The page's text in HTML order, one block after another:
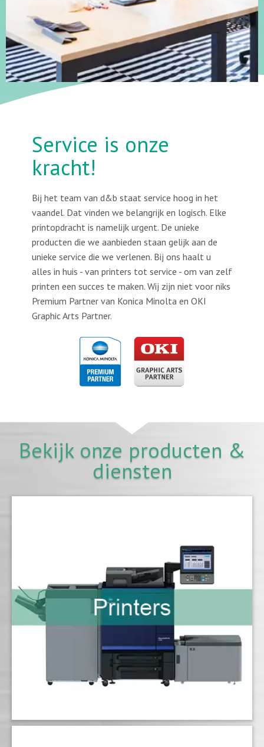
Service is onze
kracht!
Bij het team van d&b staat service hoog in het
vaandel. Dat vinden we belangrijk en logisch. Elke
printopdracht is namelijk urgent. De unieke
producten die we aanbieden staan gelijk aan de
unieke service die we verlenen. Bij ons haalt u
alles in huis - van printers tot service - om van zelf
printen een succes te maken. Wij zijn niet voor niks
Premium Partner van Konica Minolta en OKI
Graphic Arts Partner.
Bekijk onze producten &
diensten